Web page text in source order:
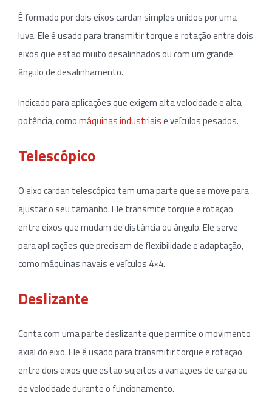
É formado por dois eixos cardan simples unidos por uma
luva. Ele é usado para transmitir torque e rotação entre dois
eixos que estão muito desalinhados ou com um grande
ângulo de desalinhamento.
Indicado para aplicações que exigem alta velocidade e alta
potência, comomáquinas industriaise veículos pesados.
Telescópico
O eixo cardan telescópico tem uma parte que se move para
ajustar o seu tamanho. Ele transmite torque e rotação
entre eixos que mudam de distância ou ângulo. Ele serve
para aplicações que precisam de flexibilidade e adaptação,
como máquinas navais e veículos 4×4.
Deslizante
Conta com uma parte deslizante que permite o movimento
axial do eixo. Ele é usado para transmitir torque e rotação
entre dois eixos que estão sujeitos a variações de carga ou
de velocidade durante o funcionamento.